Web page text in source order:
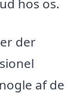
hos os.
der
af de